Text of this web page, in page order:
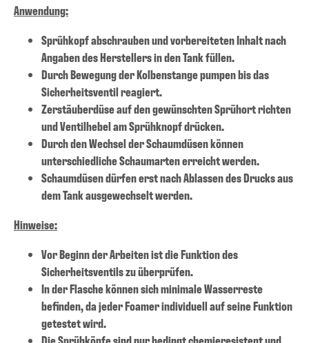
Anwendung:
Sprühkopf abschrauben und vorbereiteten Inhalt nach
Angaben des Herstellers in den Tank füllen.
Durch Bewegung der Kolbenstange pumpen bis das
Sicherheitsventil reagiert.
Zerstäuberdüse auf den gewünschten Sprühort richten
und Ventilhebel am Sprühknopf drücken.
Durch den Wechsel der Schaumdüsen können
unterschiedliche Schaumarten erreicht werden.
Schaumdüsen dürfen erst nach Ablassen des Drucks aus
dem Tank ausgewechselt werden.
Hinweise:
Vor Beginn der Arbeiten ist die Funktion des
Sicherheitsventils zu überprüfen.
In der Flasche können sich minimale Wasserreste
befinden, da jeder Foamer individuell auf seine Funktion
getestet wird.